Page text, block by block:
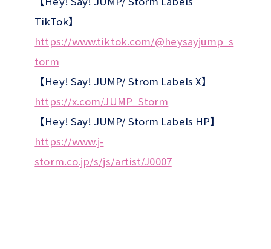
TikTok】
https://www.tiktok.com/@heysayjump_s
torm
【Hey! Say! JUMP/ Strom Labels X】
https://x.com/JUMP_Storm
【Hey! Say! JUMP/ Storm Labels HP】
https://www.j-
storm.co.jp/s/js/artist/J0007